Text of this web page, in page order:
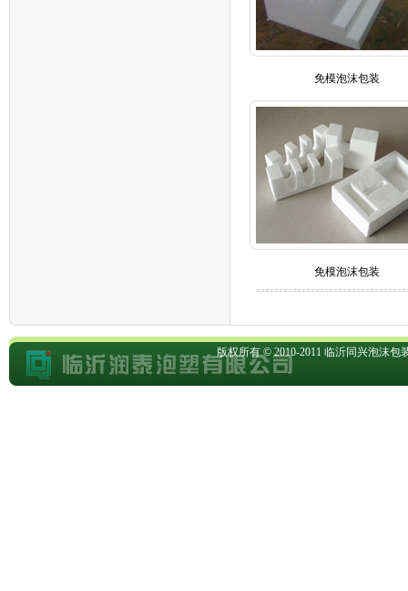
免模泡沫包装
免模泡沫包装
版权所有 © 2010-2011 临沂同兴泡沫包